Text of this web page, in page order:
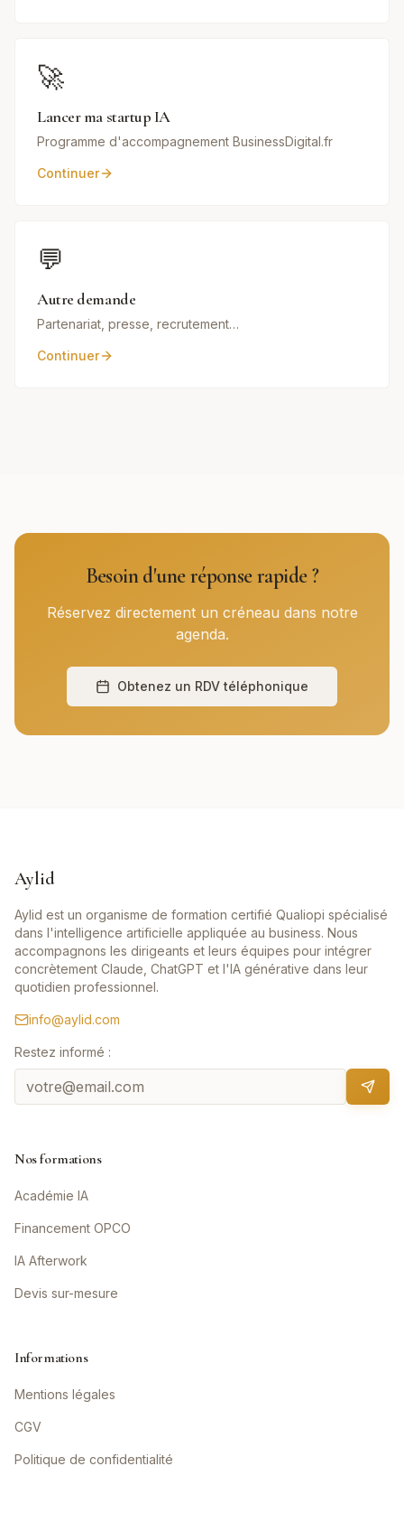
🚀
Lancer ma startup IA
Programme d'accompagnement BusinessDigital.fr
Continuer
💬
Autre demande
Partenariat, presse, recrutement…
Continuer
Besoin d'une réponse rapide ?
Réservez directement un créneau dans notre
agenda.
Obtenez un RDV téléphonique
Aylid
Aylid est un organisme de formation certifié Qualiopi spécialisé
dans l'intelligence artificielle appliquée au business. Nous
accompagnons les dirigeants et leurs équipes pour intégrer
concrètement Claude, ChatGPT et l'IA générative dans leur
quotidien professionnel.
info@aylid.com
Restez informé :
Nos formations
Académie IA
Financement OPCO
IA Afterwork
Devis sur-mesure
Informations
Mentions légales
CGV
Politique de confidentialité